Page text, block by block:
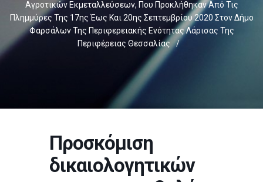
Αγροτικών Εκμεταλλεύσεων, Που Προκλήθηκαν Από Τις
Πλημμύρες Της 17ης Έως Και 20ης Σεπτεμβρίου 2020 Στον Δήμο
Φαρσάλων Της Περιφερειακής Ενότητας Λάρισας Της
Περιφέρειας Θεσσαλίας
/
Προσκόμιση
δικαιολογητικών